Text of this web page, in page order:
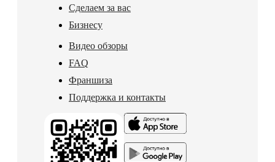
Сделаем за вас
Бизнесу
Видео обзоры
FAQ
Франшиза
Поддержка и контакты